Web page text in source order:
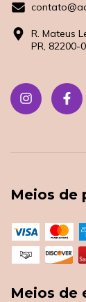
R. Mateus
PR, 82200-
Meios de
Meios de